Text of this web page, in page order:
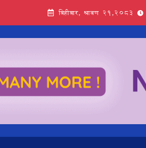
बिहीबार, श्रावण २१,२०८३